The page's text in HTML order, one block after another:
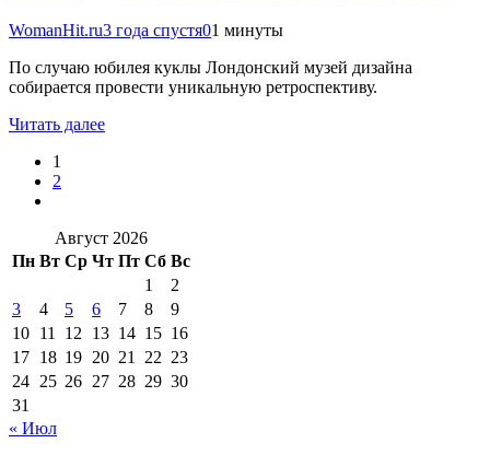
WomanHit.ru3 года спустя01 минуты
По случаю юбилея куклы Лондонский музей дизайна
собирается провести уникальную ретроспективу.
Читать далее
1
2
Август 2026
Пн Вт Ср Чт Пт Сб Вс
1
2
3
4 5 6 7 8
9
10 11 12 13 14 15 16
17 18 19 20 21 22 23
24 25 26 27 28 29 30
31
« Июл